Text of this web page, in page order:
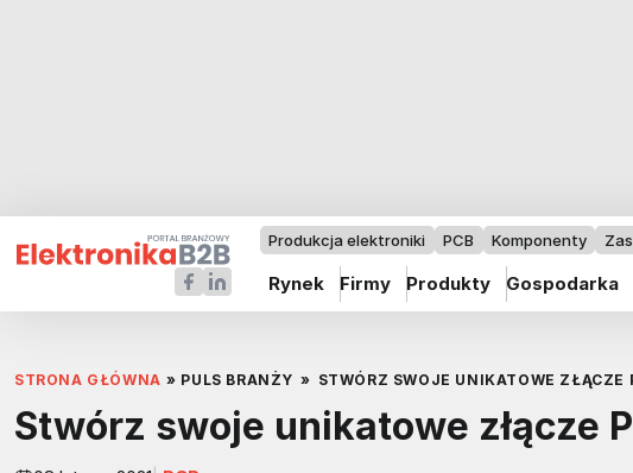
Produkcja elektroniki PCB Komponenty
Rynek Firmy Produkty Gospodarka
STRONA GŁÓWNA » PULS BRANŻY » STWÓRZ SWOJE UNIKATOWE ZŁĄCZE
Stwórz swoje unikatowe złącze